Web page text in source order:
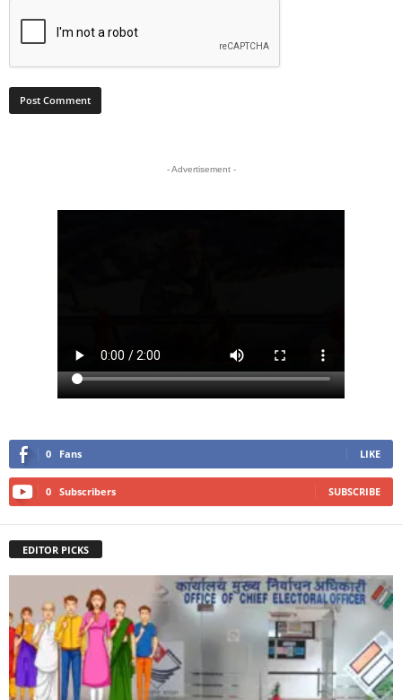
- Advertisement -
0 Fans LIKE
0 Subscribers SUBSCRIBE
EDITOR PICKS